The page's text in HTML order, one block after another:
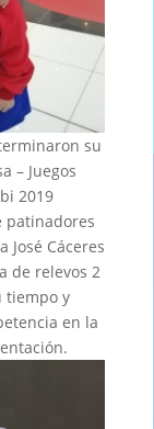
su
– Juegos
2019
patinadores
José Cáceres
de relevos 2
tiempo y
en la